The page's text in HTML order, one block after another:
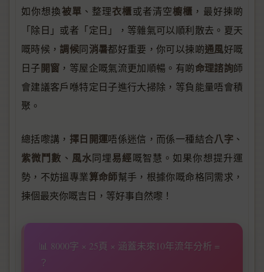
如你想換被單 、整理衣櫃或者清空櫥櫃 ，最好揀啲
「除日」或者「定日」，等雜氣可以順利散去。夏天
嘅時候， 調候同消暑都好重要，你可以揀啲通風好嘅
日子開窗 ，等屋企嘅氣流更加順暢。有啲命理諮詢師
會建議客戶喺特定日子進行大掃除，等負能量唔會積
聚。
總括嚟講， 擇日開運唔係迷信，而係一種結合八字 、
紫微鬥數 、 風水同埋易經嘅智慧。如果你想提升運
勢，不妨搵專業算命師幫手，根據你嘅命格同需求，
揀個最夾你嘅吉日，等好事自然嚟！
📊 8000字 × 25頁 × 涵蓋未來10年流年分析 =
？